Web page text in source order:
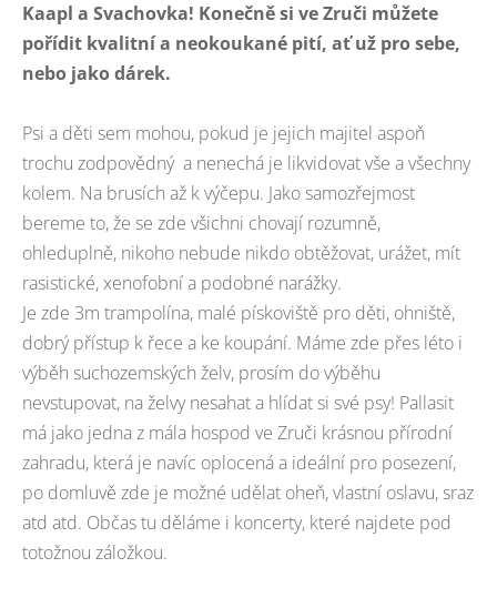
Kaapl a Svachovka! Konečně si ve Zruči můžete
pořídit kvalitní a neokoukané pití, ať už pro sebe,
nebo jako dárek.
Psi a děti sem mohou, pokud je jejich majitel aspoň
trochu zodpovědný a nenechá je likvidovat vše a všechny
kolem. Na brusích až k výčepu. Jako samozřejmost
bereme to, že se zde všichni chovají rozumně,
ohleduplně, nikoho nebude nikdo obtěžovat, urážet, mít
rasistické, xenofobní a podobné narážky.
Je zde 3m trampolína, malé pískoviště pro děti, ohniště,
dobrý přístup k řece a ke koupání. Máme zde přes léto i
výběh suchozemských želv, prosím do výběhu
nevstupovat, na želvy nesahat a hlídat si své psy! Pallasit
má jako jedna z mála hospod ve Zruči krásnou přírodní
zahradu, která je navíc oplocená a ideální pro posezení,
po domluvě zde je možné udělat oheň, vlastní oslavu, sraz
atd atd. Občas tu děláme i koncerty, které najdete pod
totožnou záložkou.